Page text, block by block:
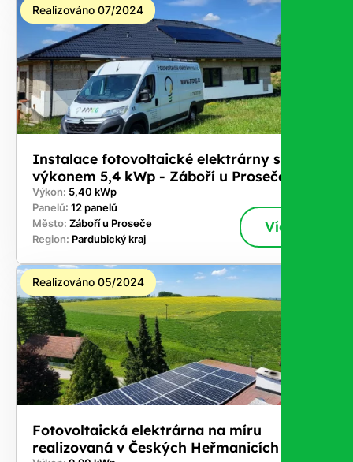
Realizováno 07/2024
Instalace fotovoltaické elektrárny s
výkonem 5,4 kWp - Záboří u Proseče
Výkon: 5,40 kWp
Panelů: 12 panelů
Město: Záboří u Proseče
Region: Pardubický kraj
Více
Realizováno 05/2024
Fotovoltaická elektrárna na míru
realizovaná v Českých Heřmanicích